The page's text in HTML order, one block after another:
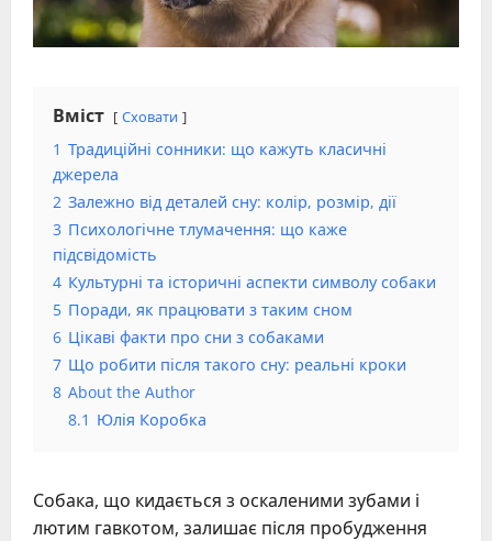
Вміст Сховати
1 Традиційні сонники: що кажуть класичні
джерела
2 Залежно від деталей сну: колір, розмір, дії
3 Психологічне тлумачення: що каже
підсвідомість
4 Культурні та історичні аспекти символу собаки
5 Поради, як працювати з таким сном
6 Цікаві факти про сни з собаками
7 Що робити після такого сну: реальні кроки
8 About the Author
8.1 Юлія Коробка
Собака, що кидається з оскаленими зубами і
лютим гавкотом, залишає після пробудження